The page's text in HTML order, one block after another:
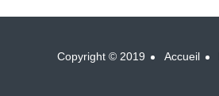
Copyright © 2019 Accueil